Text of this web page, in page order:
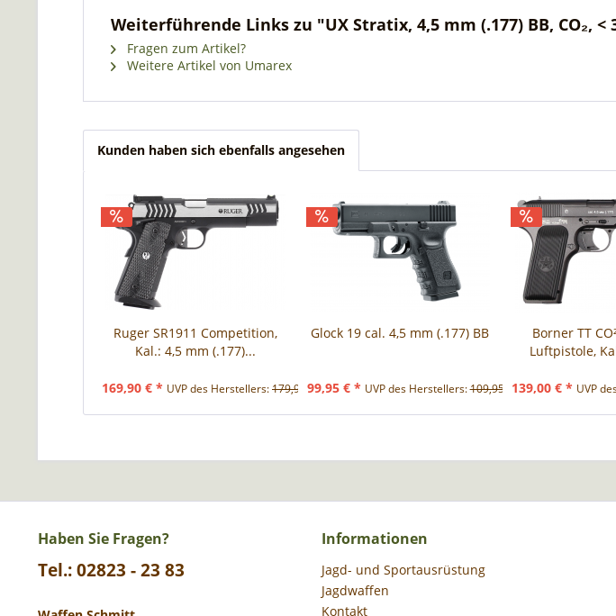
Weiterführende Links zu "UX Stratix, 4,5 mm (.177) BB, CO₂, <
Fragen zum Artikel?
Weitere Artikel von Umarex
Kunden haben sich ebenfalls angesehen
Ruger SR1911 Competition,
Kal.: 4,5 mm (.177)...
169,90 € * UVP des Herstellers:179,90 € *
Glock 19 cal. 4,5 mm (.177) BB
99,95 € * UVP des Herstellers:109,95 € *
Borner TT
Luftpistole,
139,00 € * UVP
Haben Sie Fragen?
Tel.: 02823 - 23 83
Informationen
Jagd- und Sportausrüstung
Jagdwaffen
Kontakt